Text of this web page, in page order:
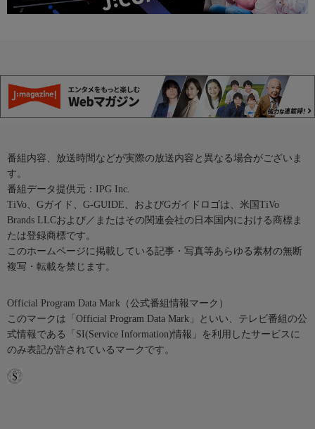
番組内容、放送時間などが実際の放送内容と異なる場合がございま
す。
番組データ提供元：IPG Inc.
TiVo、Gガイド、G-GUIDE、およびGガイドロゴは、米国TiVo
Brands LLCおよび／またはその関連会社の日本国内における商標ま
たは登録商標です。
このホームページに掲載している記事・写真等あらゆる素材の無断
複写・転載を禁じます。
Official Program Data Mark（公式番組情報マーク）
このマークは「Official Program Data Mark」といい、テレビ番組の公
式情報である「SI(Service Information)情報」を利用したサービスに
のみ表記が許されているマークです。